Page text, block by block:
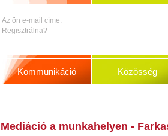
Az ön e-mail címe:
Regisztrálna?
Kommunikáció Közösség
Mediáció a munkahelyen -